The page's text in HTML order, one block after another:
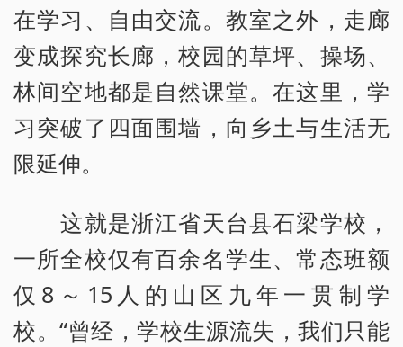
在学习、自由交流。教室之外，走廊
变成探究长廊，校园的草坪、操场、
林间空地都是自然课堂。在这里，学
习突破了四面围墙，向乡土与生活无
限延伸。
这就是浙江省天台县石梁学校，
一所全校仅有百余名学生、常态班额
仅8～15人的山区九年一贯制学
校。“曾经，学校生源流失，我们只能